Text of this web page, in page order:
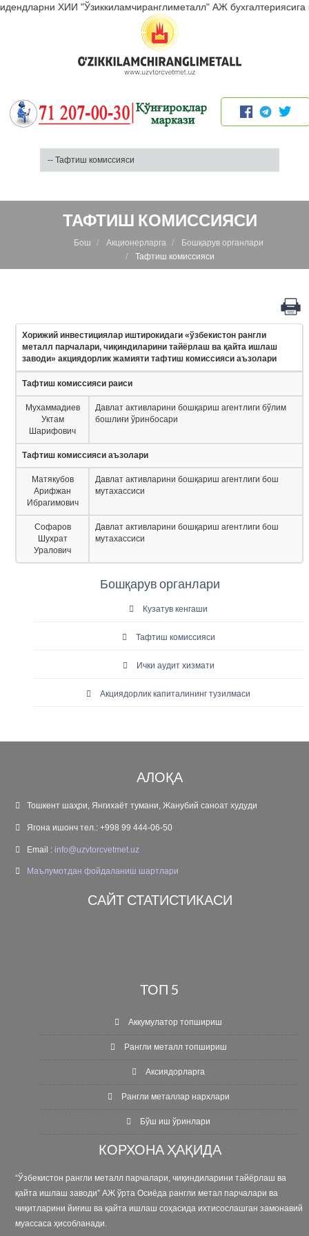
ХИИ "Ўзиккиламчиранглиметалл" АЖ
ТАФТИШ КОМИССИЯСИ
Бош Акционерларга
Бошқарув органлари
Тафтиш комиссияси
Хорижий инвестициялар иштирокидаги «ўзбекистон рангли
металл парчалари, чиқиндиларини тайёрлаш ва қайта ишлаш
заводи» акциядорлик жамияти тафтиш комиссияси аъзолари
Тафтиш комиссияси раиси
Мухаммадиев
Уктам
Шарифович
Давлат активларини бошқариш агентлиги бўлим
бошлиғи ўринбосари
Тафтиш комиссияси аъзолари
Матякубов
Арифжан
Ибрагимович
Давлат активларини бошқариш агентлиги бош
мутахассиси
Софаров
Шухрат
Уралович
Давлат активларини бошқариш агентлиги бош
мутахассиси
Бошқарув органлари
Кузатув кенгаши
Тафтиш комиссияси
Ички аудит хизмати
Акциядорлик капиталининг тузилмаси
АЛОҚА
Тошкент шаҳри, Янгихаёт тумани, Жанубий саноат худуди
Ягона ишонч тел.: +998 99 444-06-50
Email : info@uzvtorcvetmet.uz
Маълумотдан фойдаланиш шартлари
САЙТ СТАТИСТИКАСИ
ТОП 5
Аккумулатор топшириш
Рангли металл топшириш
Аксиядорларга
Рангли металлар нархлари
Бўш иш ўринлари
КОРХОНА ҲАҚИДА
“Ўзбекистон рангли металл парчалари, чиқиндиларини тайёрлаш ва
қайта ишлаш заводи” АЖ ўрта Осиёда рангли метал парчалари ва
чиқитларини йиғиш ва қайта ишлаш соҳасида иxтисослашган замонавий
муассаса ҳисобланади.